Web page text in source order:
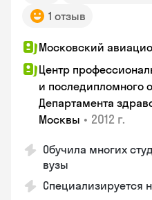
1 отзыв
Московский
Центр
и последипломного
Департамента
Москвы • 2012 г.
Обучила многих
вузы
Специализируется